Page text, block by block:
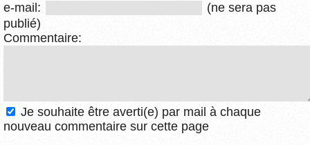
e-mail:
(ne sera pas
publié)
Commentaire:
Je souhaite être averti(e) par mail à chaque
nouveau commentaire sur cette page